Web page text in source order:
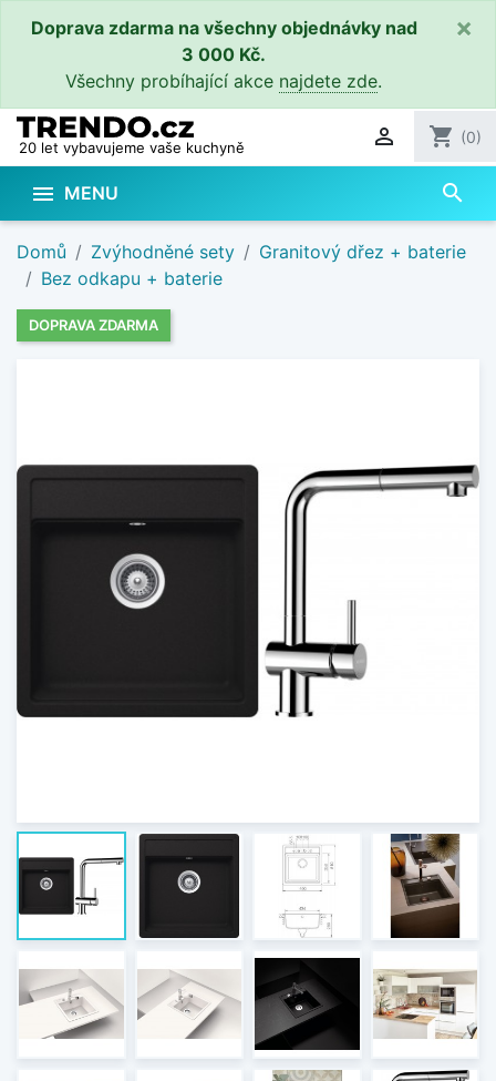
Doprava zdarma na všechny objednávky nad
3 000 Kč.
Všechny probíhající akce najdete zde.
×
20 let vybavujeme vaše kuchyně  shopping_cart (0)
 MENU search
Domů Zvýhodněné sety
Granitový dřez + baterie
Bez odkapu + baterie
DOPRAVA ZDARMA